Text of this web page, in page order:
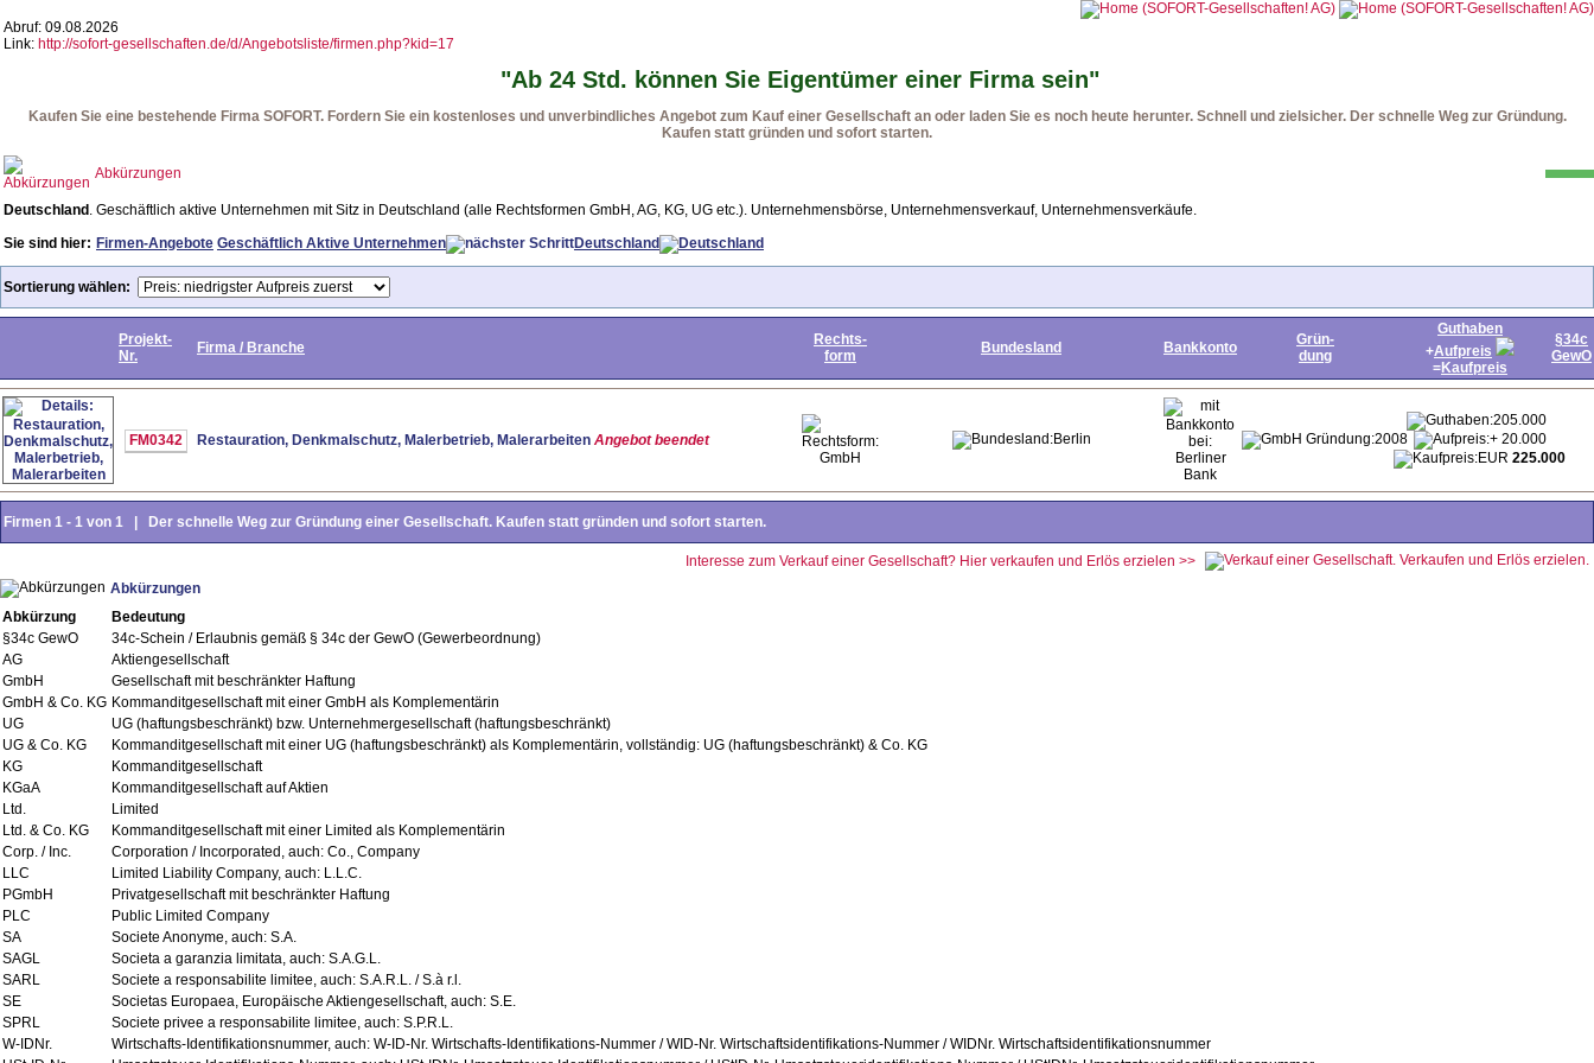
Abruf: 09.08.2026
Link: http://sofort-gesellschaften.de/d/Angebotsliste/firmen.php?kid=17
"Ab 24 Std. können Sie Eigentümer einer Firma sein"
Kaufen Sie eine bestehende Firma SOFORT. Fordern Sie ein kostenloses und unverbindliches Angebot zum Kauf einer Gesellschaft an oder laden Sie es noch heute herunter. Schnell und zielsicher. Der schnelle Weg zur Gründung.
Kaufen statt gründen und sofort starten.
Abkürzungen
Deutschland . Geschäftlich aktive Unternehmen mit Sitz in Deutschland (alle Rechtsformen GmbH, AG, KG, UG etc.). Unternehmensbörse, Unternehmensverkauf, Unternehmensverkäufe.
Sie sind hier: Firmen-Angebote Geschäftlich Aktive Unternehmen Deutschland
Sortierung wählen:
Projekt-
Nr.
Firma / Branche
Rechts-
form
Bundesland Bankkonto
Grün-
dung
Guthaben
+Aufpreis
=Kaufpreis
§34c
GewO
FM0342 Restauration, Denkmalschutz, Malerbetrieb, Malerarbeiten Angebot beendet
GmbH
Berlin
Berliner
Bank
2008
205.000
+ 20.000
EUR 225.000
Firmen 1 - 1 von 1 | Der schnelle Weg zur Gründung einer Gesellschaft. Kaufen statt gründen und sofort starten.
Interesse zum Verkauf einer Gesellschaft? Hier verkaufen und Erlös erzielen >>
Abkürzungen
Abkürzung
Bedeutung
§34c GewO
34c-Schein / Erlaubnis gemäß § 34c der GewO (Gewerbeordnung)
AG
Aktiengesellschaft
GmbH
Gesellschaft mit beschränkter Haftung
GmbH & Co. KG Kommanditgesellschaft mit einer GmbH als Komplementärin
UG
UG (haftungsbeschränkt) bzw. Unternehmergesellschaft (haftungsbeschränkt)
UG & Co. KG
Kommanditgesellschaft mit einer UG (haftungsbeschränkt) als Komplementärin, vollständig: UG (haftungsbeschränkt) & Co. KG
KG
Kommanditgesellschaft
KGaA
Kommanditgesellschaft auf Aktien
Ltd.
Limited
Ltd. & Co. KG
Kommanditgesellschaft mit einer Limited als Komplementärin
Corp. / Inc.
Corporation / Incorporated, auch: Co., Company
LLC
Limited Liability Company, auch: L.L.C.
PGmbH
Privatgesellschaft mit beschränkter Haftung
PLC
Public Limited Company
SA
Societe Anonyme, auch: S.A.
SAGL
Societa a garanzia limitata, auch: S.A.G.L.
SARL
Societe a responsabilite limitee, auch: S.A.R.L. / S.à r.l.
SE
Societas Europaea, Europäische Aktiengesellschaft, auch: S.E.
SPRL
Societe privee a responsabilite limitee, auch: S.P.R.L.
W-IDNr.
Wirtschafts-Identifikationsnummer, auch: W-ID-Nr. Wirtschafts-Identifikations-Nummer / WID-Nr. Wirtschaftsidentifikations-Nummer / WIDNr. Wirtschaftsidentifikationsnummer